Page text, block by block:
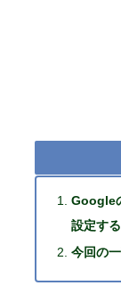
Google
設定する
今回の